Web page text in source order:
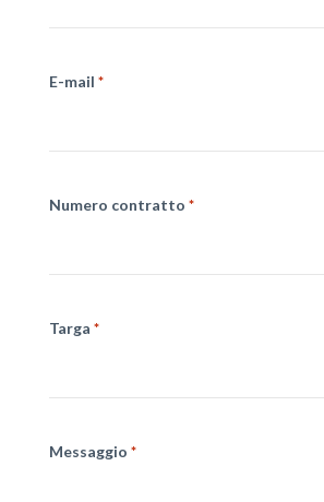
E-mail *
Numero contratto *
Targa *
Messaggio *